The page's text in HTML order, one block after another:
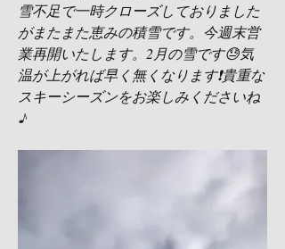
雪不足で一時クローズしておりました
がまたまた恵みの積雪です。今週末営
業再開いたします。2月の雪です😓気
温が上がれば早く無くなります❗️貴重な
スキーシーズンをお楽しみくださいね
♪